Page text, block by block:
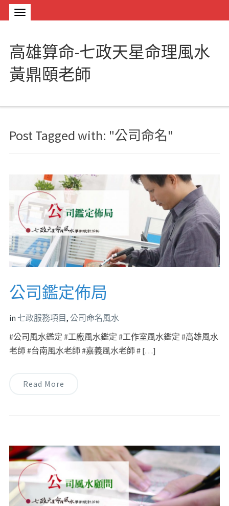
高雄算命-七政天星命理風水
黃鼎頤老師
Post Tagged with: "公司命名"
公司鑑定佈局
in 七政服務項目, 公司命名風水
#公司風水鑑定 #工廠風水鑑定 #工作室風水鑑定 #高雄風水
老師 #台南風水老師 #嘉義風水老師 # […]
Read More